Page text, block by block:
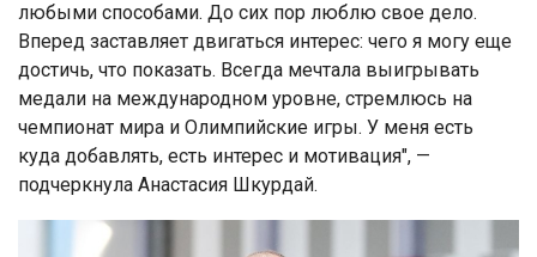
любыми способами. До сих пор люблю свое дело.
Вперед заставляет двигаться интерес: чего я могу еще
достичь, что показать. Всегда мечтала выигрывать
медали на международном уровне, стремлюсь на
чемпионат мира и Олимпийские игры. У меня есть
куда добавлять, есть интерес и мотивация", —
подчеркнула Анастасия Шкурдай.